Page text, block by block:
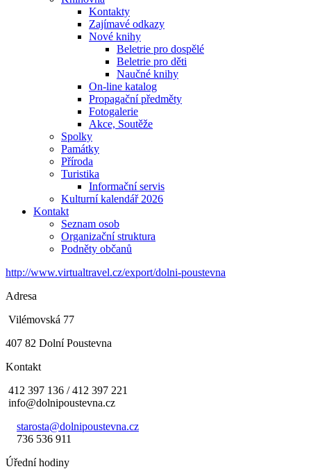
Kontakty
Zajímavé odkazy
Nové knihy
Beletrie pro dospělé
Beletrie pro děti
Naučné knihy
On-line katalog
Propagační předměty
Fotogalerie
Akce, Soutěže
Spolky
Památky
Příroda
Turistika
Informační servis
Kulturní kalendář 2026
Kontakt
Seznam osob
Organizační struktura
Podněty občanů
http://www.virtualtravel.cz/export/dolni-poustevna
Adresa
Vilémovská 77
407 82 Dolní Poustevna
Kontakt
412 397 136 / 412 397 221
info@dolnipoustevna.cz
starosta@dolnipoustevna.cz
736 536 911
Úřední hodiny